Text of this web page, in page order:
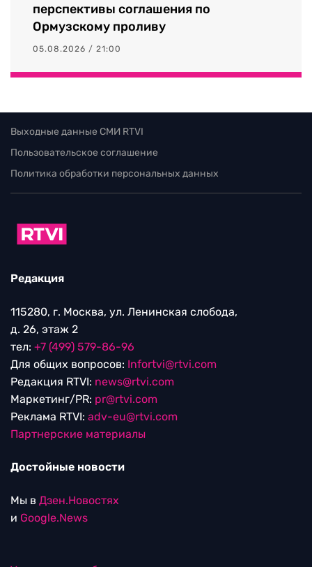
перспективы соглашения по
Ормузскому проливу
05.08.2026 / 21:00
Выходные данные СМИ RTVI
Пользовательское соглашение
Политика обработки персональных данных
Редакция
115280, г. Москва, ул. Ленинская слобода,
д. 26, этаж 2
тел: +7 (499) 579-86-96
Для общих вопросов: Infortvi@rtvi.com
Редакция RTVI: news@rtvi.com
Маркетинг/PR: pr@rtvi.com
Реклама RTVI: adv-eu@rtvi.com
Партнерские материалы
Достойные новости
Мы в Дзен.Новостях
и Google.News